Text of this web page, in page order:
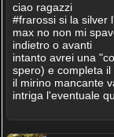
ciao ragazzi
#frarossi si la silver
max no non mi
indietro o avanti
intanto avrei una
spero) e completa il
il mirino mancante
intriga l'eventuale